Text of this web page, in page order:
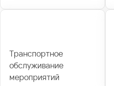
Транспортное
обслуживание
мероприятий